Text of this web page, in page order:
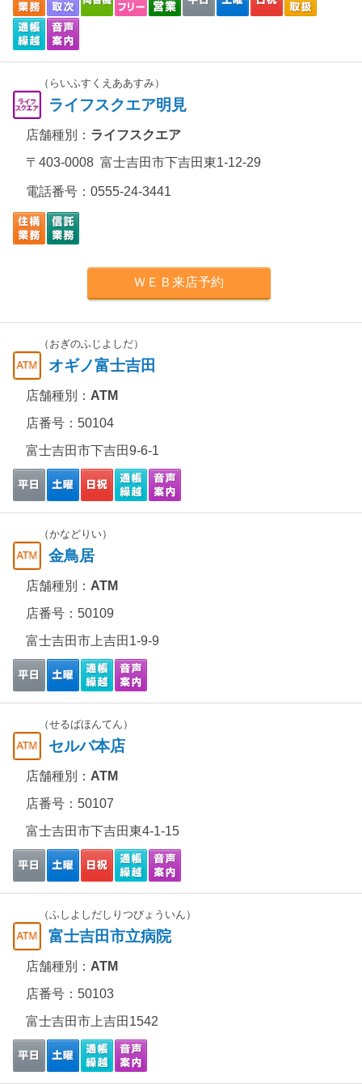
（らいふすくえああすみ）
ライフスクエア明見
店舗種別： ライフスクエア
〒403-0008 富士吉田市下吉田東1-12-29
電話番号： 0555-24-3441
ＷＥＢ来店予約
（おぎのふじよしだ）
オギノ富士吉田
店舗種別： ATM
店番号：50104
富士吉田市下吉田9-6-1
（かなどりい）
金鳥居
店舗種別： ATM
店番号：50109
富士吉田市上吉田1-9-9
（せるばほんてん）
セルバ本店
店舗種別： ATM
店番号：50107
富士吉田市下吉田東4-1-15
（ふしよしだしりつびょういん）
富士吉田市立病院
店舗種別： ATM
店番号：50103
富士吉田市上吉田1542